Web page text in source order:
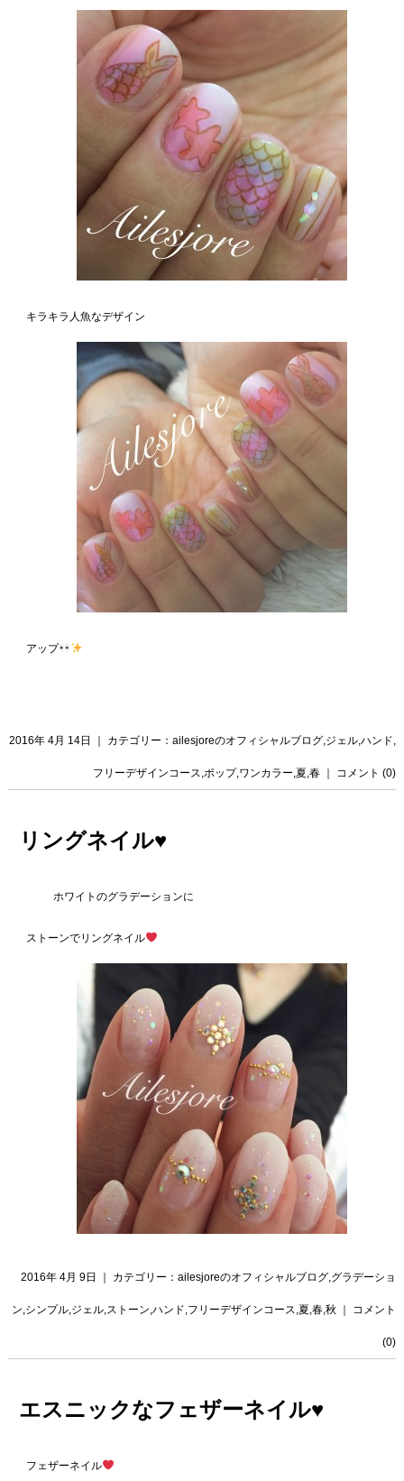
キラキラ人魚なデザイン
アップ
2016年 4月 14日 ｜ カテゴリー：ailesjoreのオフィシャルブログ,ジェル,ハンド,
フリーデザインコース,ポップ,ワンカラー,夏,春 コメント (0)
リングネイル♥️
ホワイトのグラデーションに
ストーンでリングネイル
2016年 4月 9日 ｜ カテゴリー：ailesjoreのオフィシャルブログ,グラデーショ
ン,シンプル,ジェル,ストーン,ハンド,フリーデザインコース,夏,春,秋 コメント
(0)
エスニックなフェザーネイル♥️
フェザーネイル